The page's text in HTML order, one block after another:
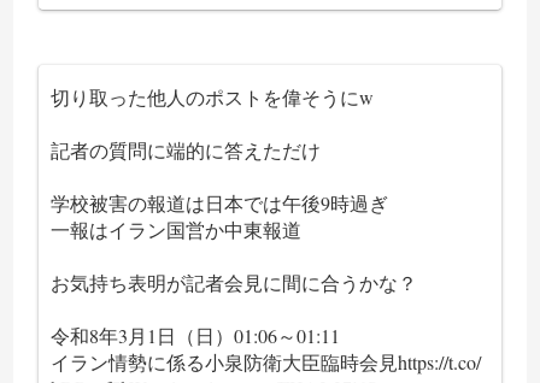
切り取った他人のポストを偉そうにw
記者の質問に端的に答えただけ
学校被害の報道は日本では午後9時過ぎ
一報はイラン国営か中東報道
お気持ち表明が記者会見に間に合うかな？
令和8年3月1日（日）01:06～01:11
イラン情勢に係る小泉防衛大臣臨時会見https://t.co/